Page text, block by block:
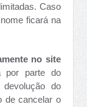
Caso
ficará na
no site
por parte do
do
de cancelar o